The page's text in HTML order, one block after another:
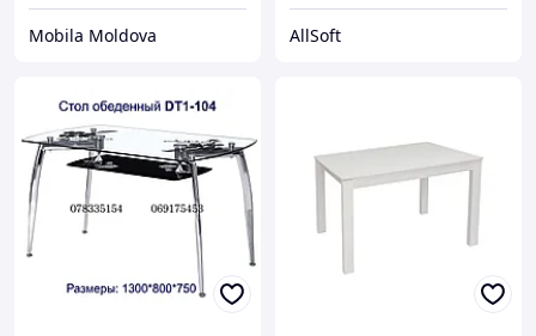
Mobila Moldova AllSoft